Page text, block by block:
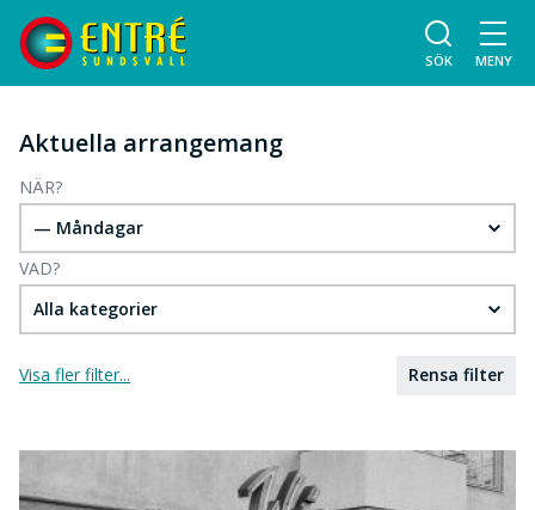
SÖK MENY
Aktuella arrangemang
NÄR?
— Måndagar
VAD?
Alla kategorier
Visa fler filter... Rensa filter